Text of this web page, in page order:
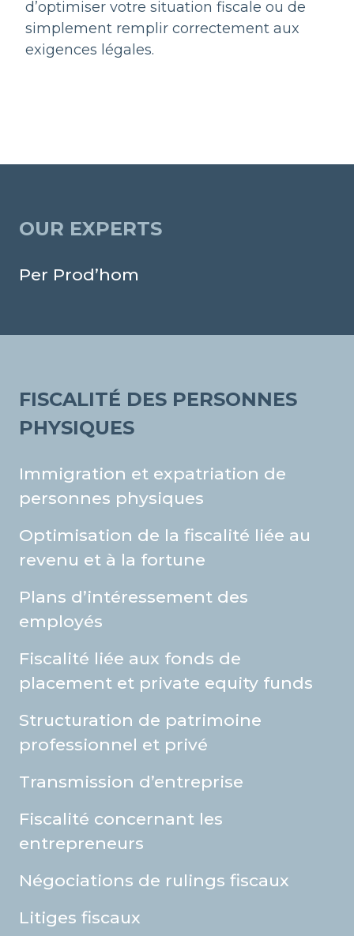
OUR EXPERTS
Per Prod’hom
FISCALITÉ DES PERSONNES
PHYSIQUES
Immigration et expatriation de
personnes physiques
Optimisation de la fiscalité liée au
revenu et à la fortune
Plans d’intéressement des
employés
Fiscalité liée aux fonds de
placement et private equity funds
Structuration de patrimoine
professionnel et privé
Transmission d’entreprise
Fiscalité concernant les
entrepreneurs
Négociations de rulings fiscaux
Litiges fiscaux
d’optimiser votre situation fiscale ou de
simplement remplir correctement aux
exigences légales.